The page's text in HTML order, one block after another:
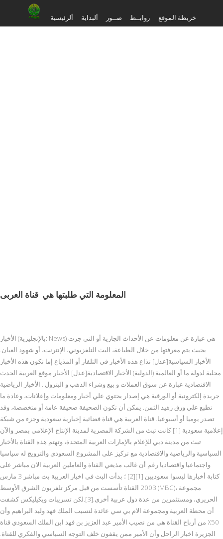
ألرئيسية ألبداية صــور روابــط خريطة الموقع
المعلومة التي طلبتها هي قناة العربى
الأخبار (بالإنجليزية: News) هي عبارة عن معلومات عن الأحداث الجارية أو التي جرت
بحيث يتم معرفتها من خلال الطباعة، البث التلفزيوني، الإنترنت، أو شهود العيان.
الأخبار السياسية[عدل] تذاع هذه الأخبار في التلفاز أو المذياع إما تكون هذه الأخبار
محلية لدولة ما أو العالمية (الدولية) الأخبار الاقتصادية[عدل] الأخبار موقع العربية الحدث
الاقتصادية عبارة عن سوق العملات و بيع وشراء الذهب و البترول . الأخبار الرياضية
جريدة إلكترونية أو الورقية هي إصدار يحتوي علي أخبار ومعلومات وإعلانات، وعادة ما
تطبع علي ورق زهيد الثمن. يمكن أن تكون الصحيفة صحيفة عامة أو متخصصة، وقد
تصدر يوميا أو أسبوعيا. قناة العربية هي قناة فضائية إخبارية سعودية وجزء من شبكة
إعلامية سعودية [1] كانت تبث من الشركة المصرية لمدينة الإنتاج الإعلامي بمصر والآن
تبث من مدينة دبي للإعلام بالإمارات العربية المتحدة، وتهتم هذه القناة بالأخبار
السياسية والرياضية والاقتصادية مع تركيز على المشروع السعودي والترويج له سياسيا
واجتماعيا واقتصاديا رغم أن غالب مذيعي القناة والعاملين العربية الان مباشر على
كتابة أخبارها ليسوا سعوديين [1][2] ؛ بدأت البث في اخبار العربية بث مباشر 3 مارس
2003 القناة تأسست من قبل مركز تلفزيون الشرق الأوسط (MBC)، مجموعة
الحريري، ومستثمرين من عدة دول عربية أخرى.[3].لكن تسريبات ويكيليكس كشفت
أن محطة العربية ومجموعة الام بي سي عائدة لنسيب الملك فهد وليد البراهيم وأن
50٪ من أرباح القناة هي من نصيب الأمير عبد العزيز بن فهد ابن الملك السعودي قناة
الجزيرة اخبار الراحل وأن الأمير ممن يقفون خلف التوجه السياسي والفكري للقناة.